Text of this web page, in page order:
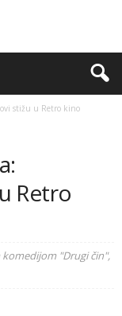
stižu u Retro kino
Retro
"Drugi čin",